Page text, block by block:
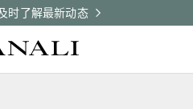
时了解最新动态